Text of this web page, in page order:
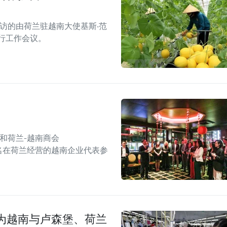
的由荷兰驻越南大使基斯·范
作会议。
荷兰-越南商会
荷兰经营的越南企业代表参
越南与卢森堡、荷兰